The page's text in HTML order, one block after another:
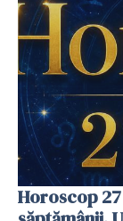
Horoscop